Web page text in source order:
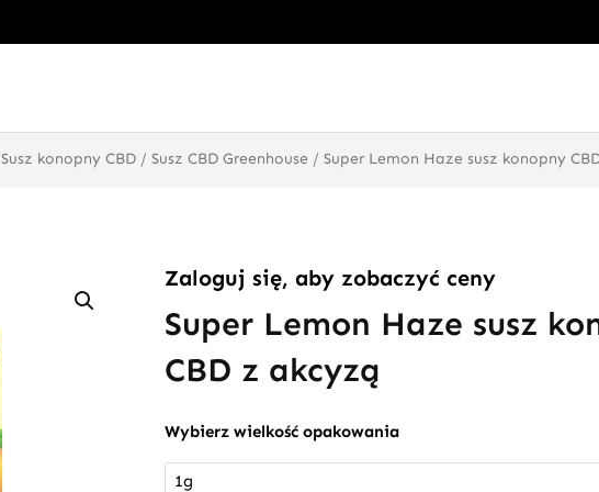
Susz konopny CBD/ Susz CBD Greenhouse / Super Lemon Haze susz konopny
Zaloguj się, aby zobaczyć ceny
Super Lemon Haze susz
CBD z akcyzą
Wybierz wielkość opakowania
ilość
Lemon